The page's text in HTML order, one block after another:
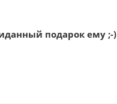
подарок ему ;-)